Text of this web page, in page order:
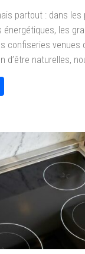
partout : dans les
les
confiseries venues
d’être naturelles,